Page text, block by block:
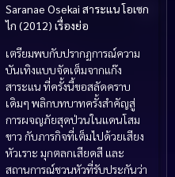
Saranae Osekai สาระแน โอเซก
ไก (2012) เรื่องย่อ
เตรียมพบกับปรากฏการณ์ความ
บันเทิงแบบจัดเต็มจากแก๊ง
สาระแน ที่ครั้งนี้ขอสลัดคราบ
เดิมๆ พลิกบทบาทครั้งสำคัญสู่
การผจญภัยสุดป่วนในแดนโสม
ขาว กับภารกิจที่เต็มไปด้วยเสียง
หัวเราะ มุกตลกเสียดสี และ
สถานการณ์ชวนหัวที่รับประกันว่า